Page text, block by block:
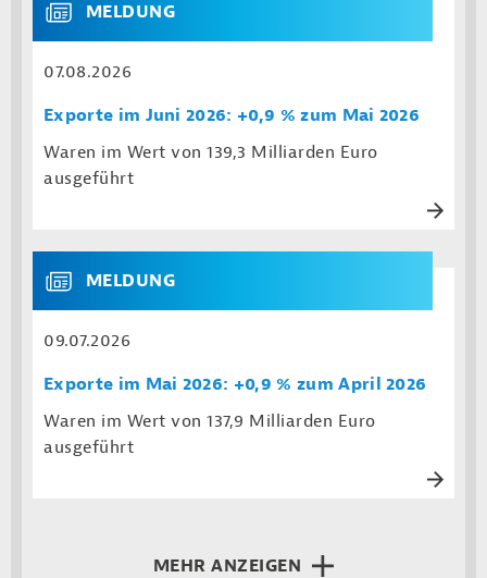
MELDUNG
07.08.2026
Exporte im Juni 2026: +0,9 % zum Mai 2026
Waren im Wert von 139,3 Milliarden Euro
ausgeführt
MELDUNG
09.07.2026
Exporte im Mai 2026: +0,9 % zum April 2026
Waren im Wert von 137,9 Milliarden Euro
ausgeführt
MEHR ANZEIGEN